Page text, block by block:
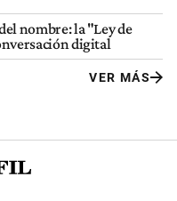
nombre: la "Ley de
digital
VER MÁS